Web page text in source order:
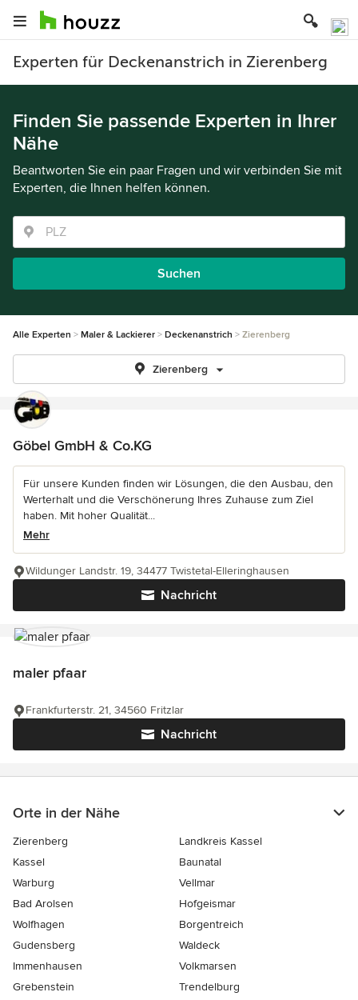
Experten für Deckenanstrich in Zierenberg
Finden Sie passende Experten in Ihrer
Nähe
Beantworten Sie ein paar Fragen und wir verbinden Sie mit
Experten, die Ihnen helfen können.
Suchen
Alle Experten Maler & Lackierer Deckenanstrich Zierenberg
Zierenberg
Göbel GmbH & Co.KG
Für unsere Kunden finden wir Lösungen, die den Ausbau, den
Werterhalt und die Verschönerung Ihres Zuhause zum Ziel
haben. Mit hoher Qualität...
Mehr
Nachricht
Wildunger Landstr. 19, 34477 Twistetal-Elleringhausen
maler pfaar
Nachricht
Frankfurterstr. 21, 34560 Fritzlar
Orte in der Nähe
Zierenberg
Landkreis Kassel
Kassel
Baunatal
Warburg
Vellmar
Bad Arolsen
Hofgeismar
Wolfhagen
Borgentreich
Gudensberg
Waldeck
Immenhausen
Volkmarsen
Grebenstein
Trendelburg